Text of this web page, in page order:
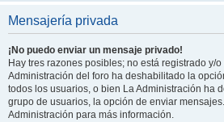
Mensajería privada
¡No puedo enviar un mensaje privado!
Hay tres razones posibles; no está registrado y/
Administración del foro ha deshabilitado la
todos los usuarios, o bien La Administración ha
grupo de usuarios, la opción de enviar
Administración para más información.